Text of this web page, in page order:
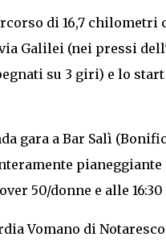
di 16,7
Galilei (nei pressi
su 3 giri) e lo
gara a Bar Salì
50/donne e alle
Vomano di Notaresco